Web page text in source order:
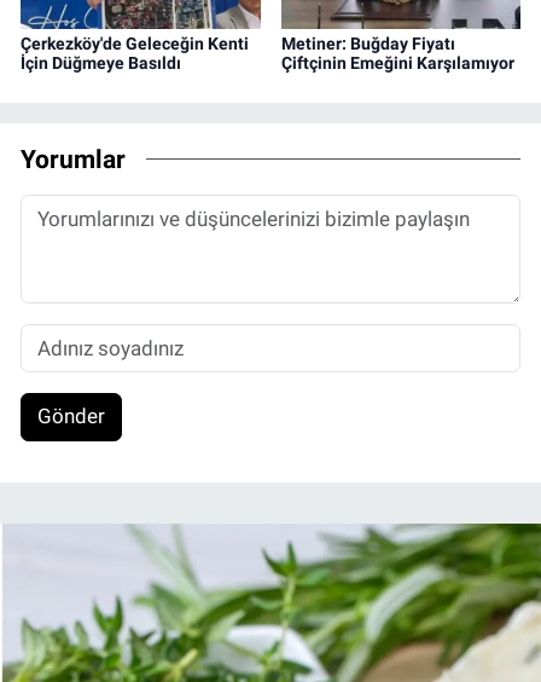
Çerkezköy'de Geleceğin Kenti
İçin Düğmeye Basıldı
Metiner: Buğday Fiyatı
Çiftçinin Emeğini Karşılamıyor
Yorumlar
Gönder